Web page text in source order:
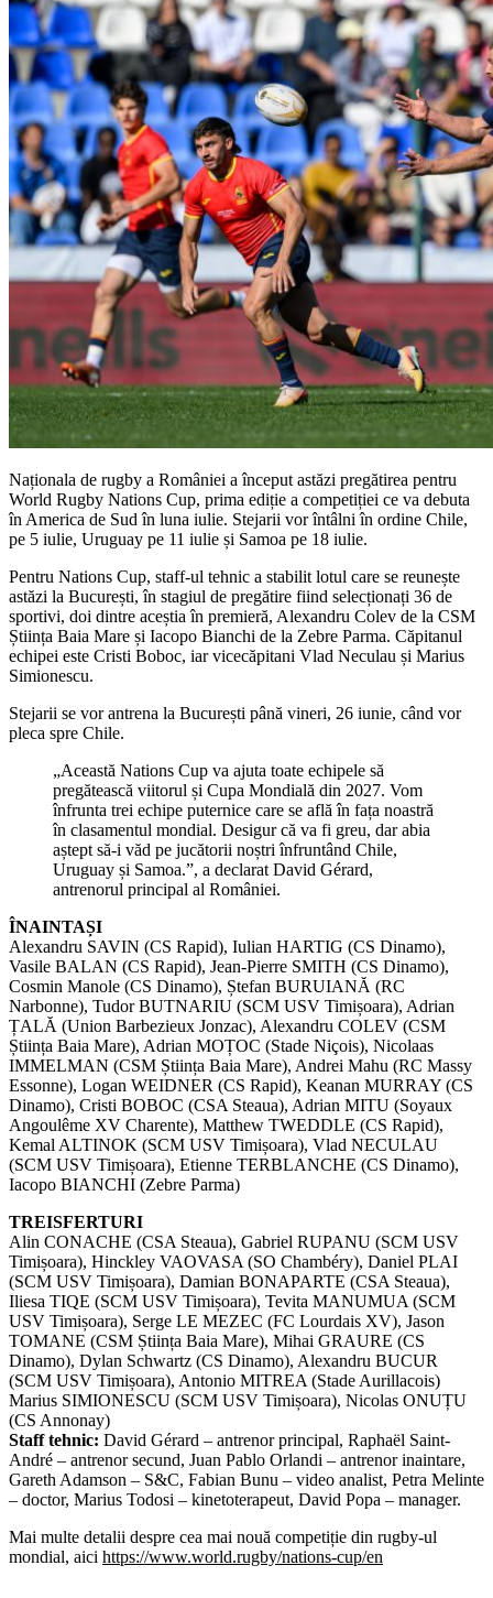
Naționala de rugby a României a început astăzi pregătirea pentru
World Rugby Nations Cup, prima ediție a competiției ce va debuta
în America de Sud în luna iulie. Stejarii vor întâlni în ordine Chile,
pe 5 iulie, Uruguay pe 11 iulie și Samoa pe 18 iulie.
Pentru Nations Cup, staff-ul tehnic a stabilit lotul care se reunește
astăzi la București, în stagiul de pregătire fiind selecționați 36 de
sportivi, doi dintre aceștia în premieră, Alexandru Colev de la CSM
Știința Baia Mare și Iacopo Bianchi de la Zebre Parma. Căpitanul
echipei este Cristi Boboc, iar vicecăpitani Vlad Neculau și Marius
Simionescu.
Stejarii se vor antrena la București până vineri, 26 iunie, când vor
pleca spre Chile.
„Această Nations Cup va ajuta toate echipele să
pregătească viitorul și Cupa Mondială din 2027. Vom
înfrunta trei echipe puternice care se află în fața noastră
în clasamentul mondial. Desigur că va fi greu, dar abia
aștept să-i văd pe jucătorii noștri înfruntând Chile,
Uruguay și Samoa.”, a declarat David Gérard,
antrenorul principal al României.
ÎNAINTAȘI
Alexandru SAVIN (CS Rapid), Iulian HARTIG (CS Dinamo),
Vasile BALAN (CS Rapid), Jean-Pierre SMITH (CS Dinamo),
Cosmin Manole (CS Dinamo), Ștefan BURUIANĂ (RC
Narbonne), Tudor BUTNARIU (SCM USV Timișoara), Adrian
ȚALĂ (Union Barbezieux Jonzac), Alexandru COLEV (CSM
Știința Baia Mare), Adrian MOȚOC (Stade Niçois), Nicolaas
IMMELMAN (CSM Știința Baia Mare), Andrei Mahu (RC Massy
Essonne), Logan WEIDNER (CS Rapid), Keanan MURRAY (CS
Dinamo), Cristi BOBOC (CSA Steaua), Adrian MITU (Soyaux
Angoulême XV Charente), Matthew TWEDDLE (CS Rapid),
Kemal ALTINOK (SCM USV Timișoara), Vlad NECULAU
(SCM USV Timișoara), Etienne TERBLANCHE (CS Dinamo),
Iacopo BIANCHI (Zebre Parma)
TREISFERTURI
Alin CONACHE (CSA Steaua), Gabriel RUPANU (SCM USV
Timișoara), Hinckley VAOVASA (SO Chambéry), Daniel PLAI
(SCM USV Timișoara), Damian BONAPARTE (CSA Steaua),
Iliesa TIQE (SCM USV Timișoara), Tevita MANUMUA (SCM
USV Timișoara), Serge LE MEZEC (FC Lourdais XV), Jason
TOMANE (CSM Știința Baia Mare), Mihai GRAURE (CS
Dinamo), Dylan Schwartz (CS Dinamo), Alexandru BUCUR
(SCM USV Timișoara), Antonio MITREA (Stade Aurillacois)
Marius SIMIONESCU (SCM USV Timișoara), Nicolas ONUȚU
(CS Annonay)
Staff tehnic: David Gérard – antrenor principal, Raphaël Saint-
André – antrenor secund, Juan Pablo Orlandi – antrenor inaintare,
Gareth Adamson – S&C, Fabian Bunu – video analist, Petra Melinte
– doctor, Marius Todosi – kinetoterapeut, David Popa – manager.
Mai multe detalii despre cea mai nouă competiție din rugby-ul
mondial, aici https://www.world.rugby/nations-cup/en